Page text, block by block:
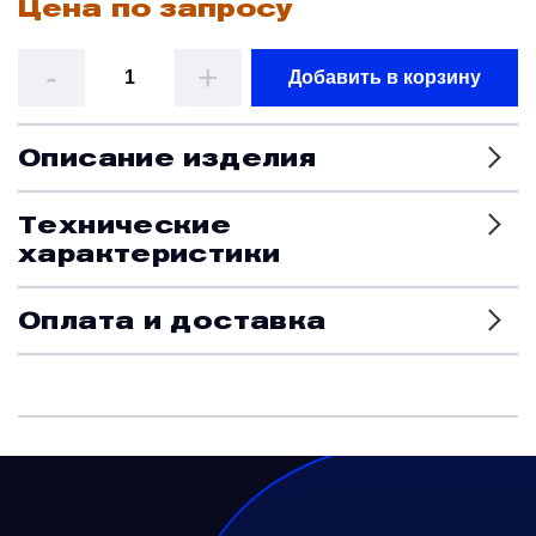
Цена по запросу
- + Добавить в корзину
Описание изделия
Технические
характеристики
Оплата и доставка
Краны и клапаны
Наземное вспомогательное оборудование